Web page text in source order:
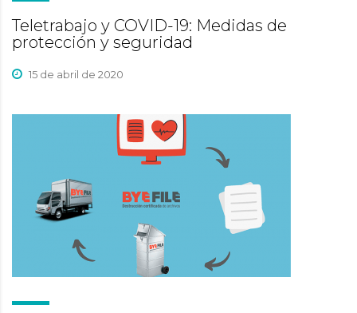
Teletrabajo y COVID-19: Medidas de
protección y seguridad
15 de abril de 2020